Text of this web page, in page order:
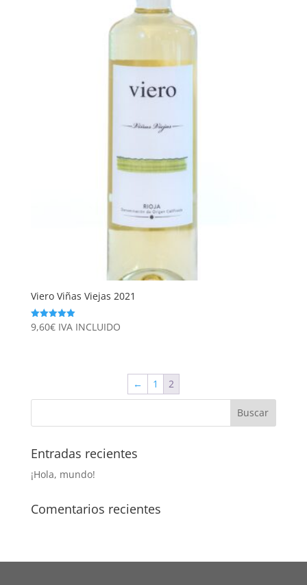
Viero Viñas Viejas 2021
Valorado
con
9,60€ IVA INCLUIDO
← 1 2
Entradas recientes
¡Hola, mundo!
Comentarios recientes